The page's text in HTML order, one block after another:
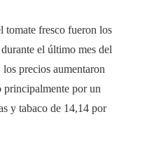
tomate fresco fueron los
el último mes del
precios aumentaron
principalmente por un
y tabaco de 14,14 por